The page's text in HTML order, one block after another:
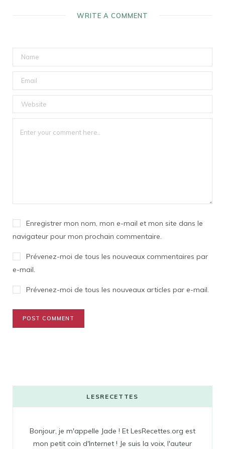
WRITE A COMMENT
Enregistrer mon nom, mon e-mail et mon site dans le
navigateur pour mon prochain commentaire.
Prévenez-moi de tous les nouveaux commentaires par
e-mail.
Prévenez-moi de tous les nouveaux articles par e-mail.
LESRECETTES
Bonjour, je m'appelle Jade ! Et LesRecettes.org est
mon petit coin d'Internet ! Je suis la voix, l'auteur